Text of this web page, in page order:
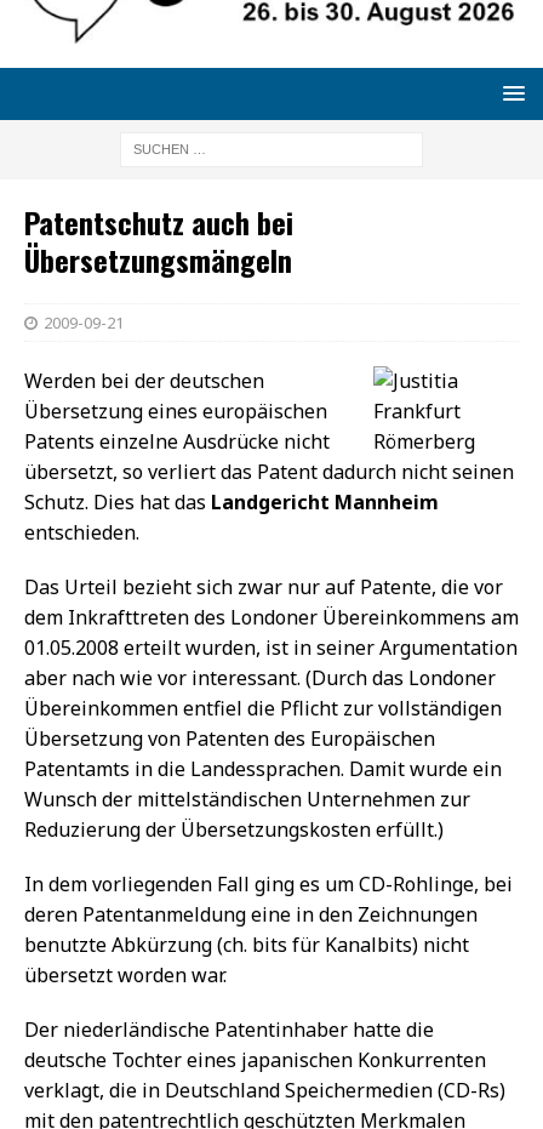
Patentschutz auch bei
Übersetzungsmängeln
2009-09-21
Werden bei der deutschen
Übersetzung eines europäischen
Patents einzelne Ausdrücke nicht
übersetzt, so verliert das Patent dadurch nicht seinen
Schutz. Dies hat das Landgericht Mannheim
entschieden.
Das Urteil bezieht sich zwar nur auf Patente, die vor
dem Inkrafttreten des Londoner Übereinkommens am
01.05.2008 erteilt wurden, ist in seiner Argumentation
aber nach wie vor interessant. (Durch das Londoner
Übereinkommen entfiel die Pflicht zur vollständigen
Übersetzung von Patenten des Europäischen
Patentamts in die Landessprachen. Damit wurde ein
Wunsch der mittelständischen Unternehmen zur
Reduzierung der Übersetzungskosten erfüllt.)
In dem vorliegenden Fall ging es um CD-Rohlinge, bei
deren Patentanmeldung eine in den Zeichnungen
benutzte Abkürzung (ch. bits für Kanalbits) nicht
übersetzt worden war.
Der niederländische Patentinhaber hatte die
deutsche Tochter eines japanischen Konkurrenten
verklagt, die in Deutschland Speichermedien (CD-Rs)
mit den patentrechtlich geschützten Merkmalen